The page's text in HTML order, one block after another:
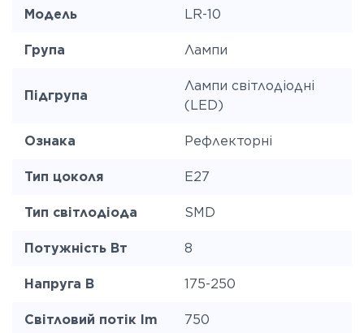
Модель LR-10
Група Лампи
Підгрупа
Лампи світлодіодні
(LED)
Ознака Рефлекторні
Тип цоколя E27
Тип світлодіода SMD
Потужність Вт 8
Напруга В 175-250
Світловий потік lm 750